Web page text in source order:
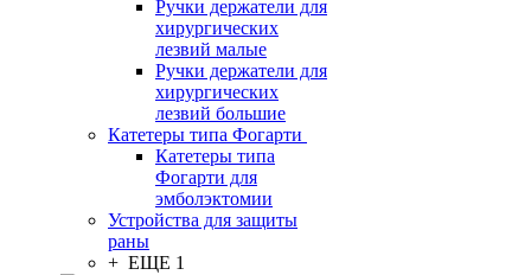
Ручки держатели для
хирургических
лезвий малые
Ручки держатели для
хирургических
лезвий большие
Катетеры типа Фогарти
Катетеры типа
Фогарти для
эмболэктомии
Устройства для защиты
раны
+ ЕЩЕ 1